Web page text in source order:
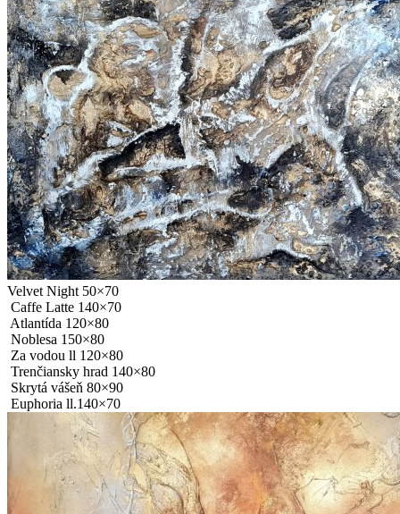
Velvet Night 50×70
Caffe Latte 140×70
Atlantída 120×80
Noblesa 150×80
Za vodou ll 120×80
Trenčiansky hrad 140×80
Skrytá vášeň 80×90
Euphoria ll.140×70